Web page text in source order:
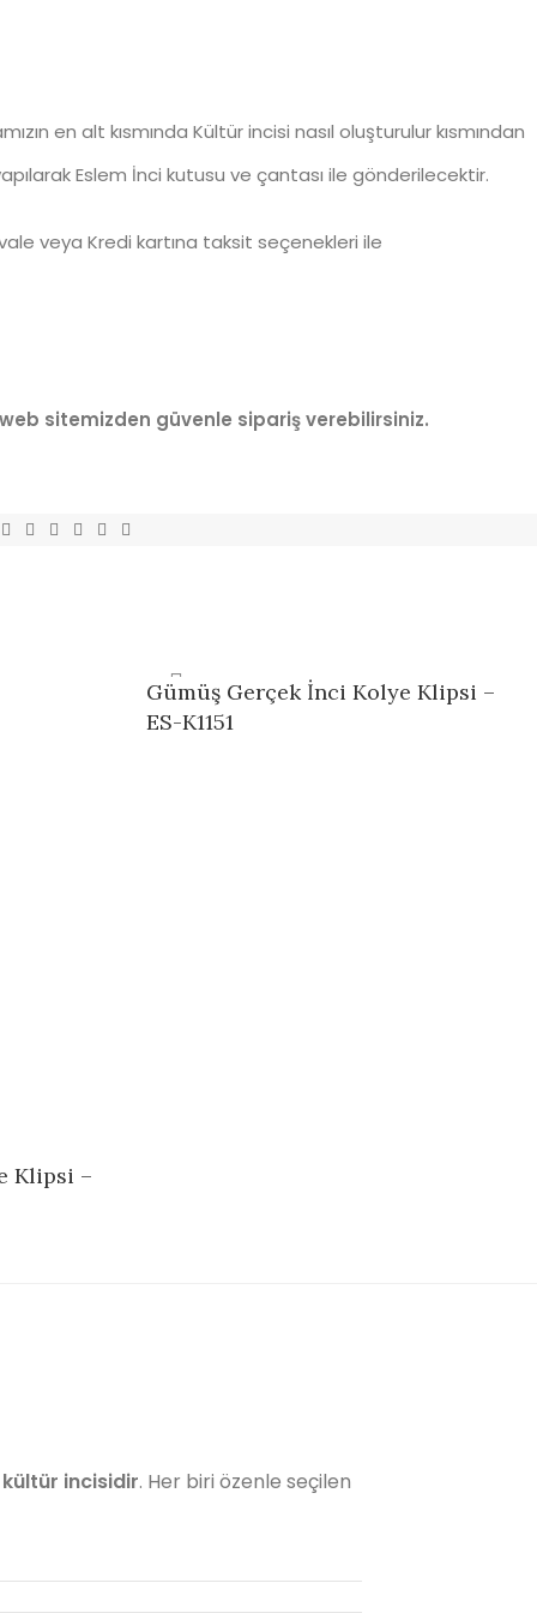
en alt kısmında Kültür incisi nasıl oluşturulur kısmından
Eslem İnci kutusu ve çantası ile gönderilecektir.
veya Kredi kartına taksit seçenekleri ile
web sitemizden güvenle sipariş verebilirsiniz.
Klipsi –
Gümüş Gerçek İnci Kolye Klipsi –
ES-K1151
kültür incisidir. Her biri özenle seçilen